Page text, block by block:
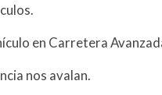
en Carretera
nos avalan.